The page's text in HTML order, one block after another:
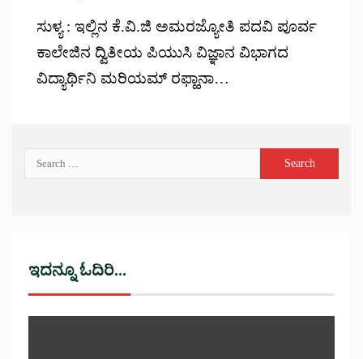
ಸುಳ್ಯ : ಇಲ್ಲಿನ ಕೆ.ವಿ.ಜಿ ಅಮರಜ್ಯೋತಿ ಪದವಿ ಪೂರ್ವ
ಕಾಲೇಜಿನ ದ್ವಿತೀಯ ಪಿಯುಸಿ ವಿಜ್ಞಾನ ವಿಭಾಗದ
ವಿದ್ಯಾರ್ಥಿನಿ ಮರಿಯಮ್ ರಫ್ಹಾನಾ…
ಇದನ್ನೂ ಓದಿರಿ...